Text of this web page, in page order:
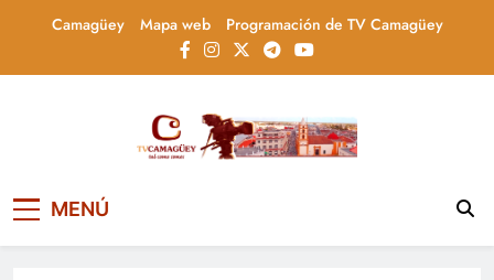
Camagüey Mapa web Programación de TV Camagüey
Televisión Camagüey,
Cuba
informa, educa y entretiene con contenidos
MENÚ